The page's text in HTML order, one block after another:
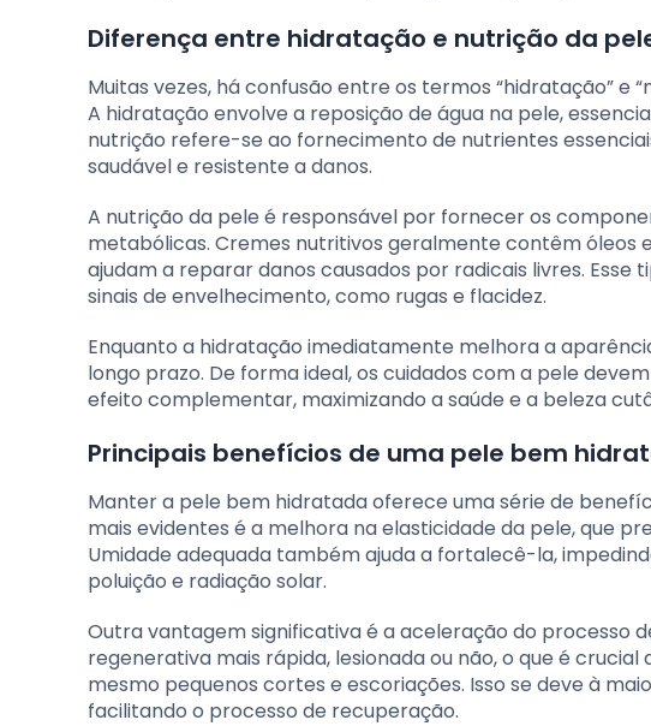
Diferença entre hidratação e nutrição da
Muitas vezes, há confusão entre os termos “hidratação” e
A hidratação envolve a reposição de água na pele,
nutrição refere-se ao fornecimento de nutrientes
saudável e resistente a danos.
A nutrição da pele é responsável por fornecer os
metabólicas. Cremes nutritivos geralmente contêm óleos
ajudam a reparar danos causados por radicais livres.
sinais de envelhecimento, como rugas e flacidez.
Enquanto a hidratação imediatamente melhora a
longo prazo. De forma ideal, os cuidados com a pele
efeito complementar, maximizando a saúde e a beleza
Principais benefícios de uma pele bem
Manter a pele bem hidratada oferece uma série de
mais evidentes é a melhora na elasticidade da pele, que
Umidade adequada também ajuda a fortalecê-la,
poluição e radiação solar.
Outra vantagem significativa é a aceleração do processo
regenerativa mais rápida, lesionada ou não, o que é
mesmo pequenos cortes e escoriações. Isso se deve à
facilitando o processo de recuperação.